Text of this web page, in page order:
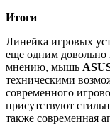
Итоги
Линейка игровых
еще одним
мнению, мышь
техническими
современного
присутствуют
также современная